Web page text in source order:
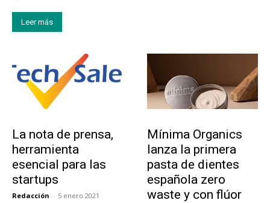
Leer más
La nota de prensa,
herramienta
esencial para las
startups
Redacción - 5 enero 2021
Mínima Organics
lanza la primera
pasta de dientes
española zero
waste y con flúor